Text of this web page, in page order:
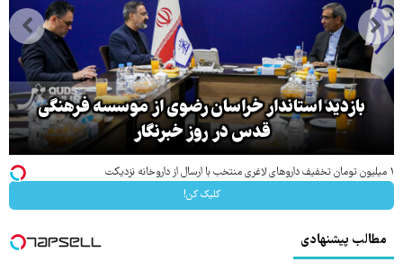
بازدید استاندار خراسان رضوی از موسسه فرهنگی
قدس در روز خبرنگار
۱ میلیون تومان تخفیف داروهای لاغری منتخب با ارسال از داروخانه نزدیکت
کلیک کن!
مطالب پیشنهادی